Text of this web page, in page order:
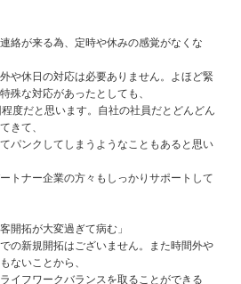
絡が来る為、定時や休みの感覚がなくな
や休日の対応は必要ありません。よほど緊
殊な対応があったとしても、
度だと思います。自社の社員だとどんどん
きて、
パンクしてしまうようなこともあると思い
トナー企業の方々もしっかりサポートして
開拓が大変過ぎて病む」
の新規開拓はございません。また時間外や
ないことから、
イフワークバランスを取ることができる